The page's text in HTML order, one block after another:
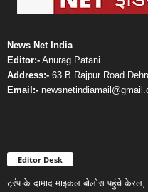
News Net India
Editor:- Anurag Patani
Address:- 63 B Rajpur Road
Email:-
Editor Desk
ट्रंप के दामाद माइकल बोलोस पहुंचे